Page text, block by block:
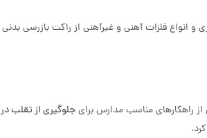
و انواع فلزات آهنی و غیرآهنی از راکت بازرسی بدنی
راهکارهای مناسب مدارس برایجلوگیری از تقلب در